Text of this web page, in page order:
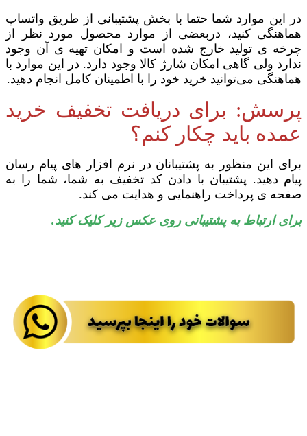
در این موارد شما حتما با بخش پشتیبانی از طریق واتساپ
هماهنگی کنید، دربعضی از موارد محصول مورد نظر از
چرخه ی تولید خارج شده است و امکان تهیه ی آن وجود
ندارد ولی گاهی امکان شارژ کالا وجود دارد. در این موارد با
هماهنگی می‌توانید خرید خود را با اطمینان کامل انجام دهید.
پرسش: برای دریافت تخفیف خرید
عمده باید چکار کنم؟
برای این منظور به پشتیبانان در نرم افزار های پیام رسان
پیام دهید. پشتیبان با دادن کد تخفیف به شما، شما را به
صفحه ی پرداخت راهنمایی و هدایت می کند.
برای ارتباط به پشتیبانی روی عکس زیر کلیک کنید.